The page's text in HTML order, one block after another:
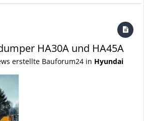
HA30A und HA45A
erstellte Bauforum24 in Hyundai